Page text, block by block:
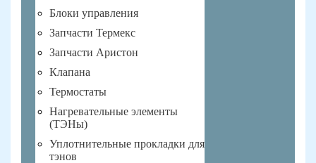
Блоки управления
Запчасти Термекс
Запчасти Аристон
Клапана
Термостаты
Нагревательные элементы
(ТЭНы)
Уплотнительные прокладки для
тэнов